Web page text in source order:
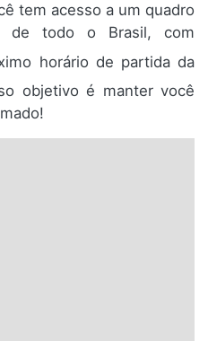
tem acesso a um quadro
de todo o Brasil, com
horário de partida da
objetivo é manter você